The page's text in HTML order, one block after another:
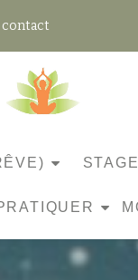
contact